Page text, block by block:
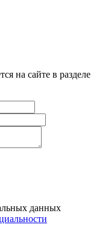
на сайте в разделе
данных